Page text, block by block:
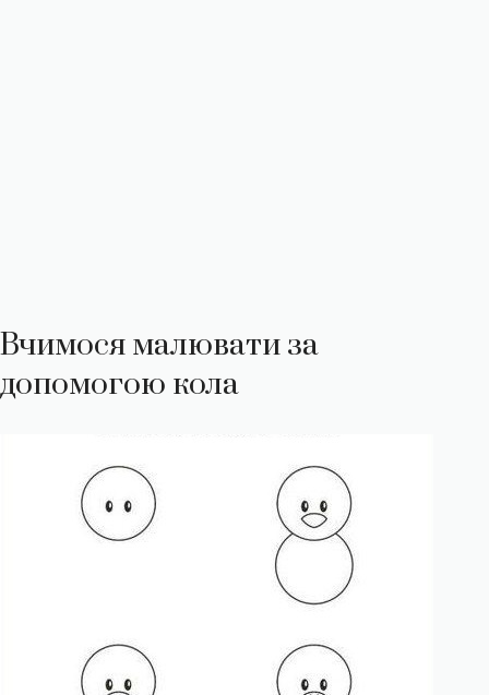
Вчимося малювати за
допомогою кола